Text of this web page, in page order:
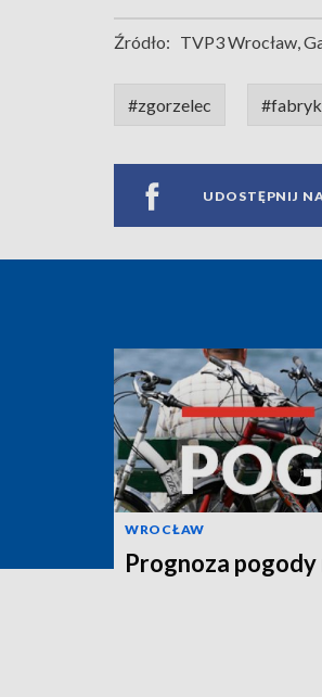
Źródło: TVP3 Wrocław,
#zgorzelec
UDOSTĘPNIJ
WROCŁAW
Prognoza pogody